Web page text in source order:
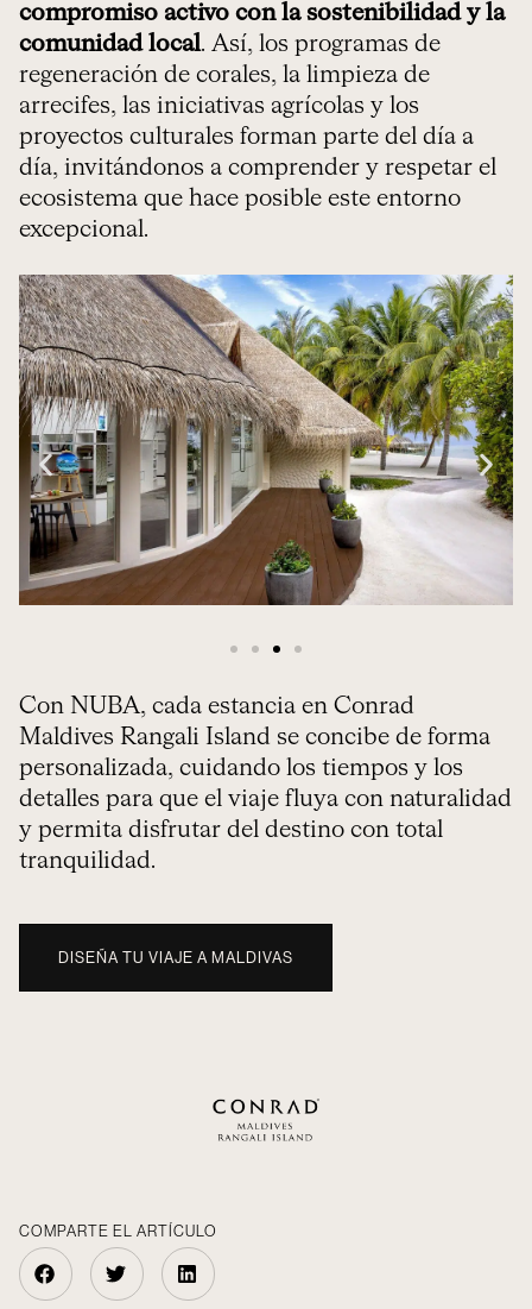
compromiso activo con la sostenibilidad y la
comunidad local. Así, los programas de
regeneración de corales, la limpieza de
arrecifes, las iniciativas agrícolas y los
proyectos culturales forman parte del día a
día, invitándonos a comprender y respetar el
ecosistema que hace posible este entorno
excepcional.
Con NUBA, cada estancia en Conrad
Maldives Rangali Island se concibe de forma
personalizada, cuidando los tiempos y los
detalles para que el viaje fluya con naturalidad
y permita disfrutar del destino con total
tranquilidad.
DISEÑA TU VIAJE A MALDIVAS
COMPARTE EL ARTÍCULO